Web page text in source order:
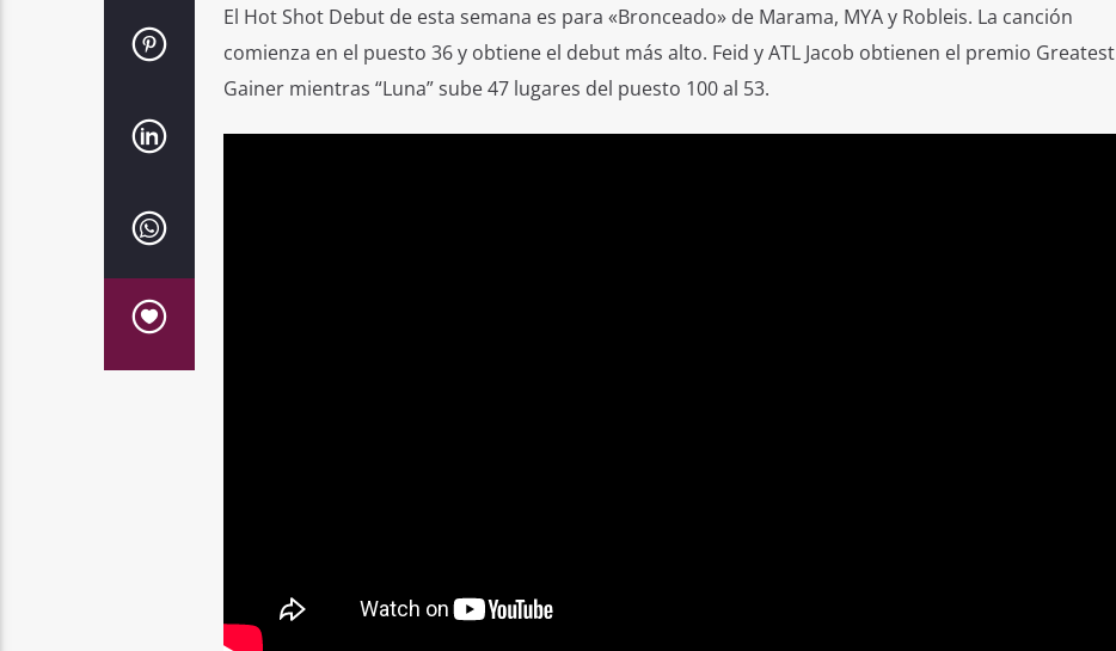
El Hot Shot Debut de esta semana es para «Bronceado» de Marama, MYA y Robleis. La canción
comienza en el puesto 36 y obtiene el debut más alto. Feid y ATL Jacob obtienen el premio Greatest
Gainer mientras “Luna” sube 47 lugares del puesto 100 al 53.